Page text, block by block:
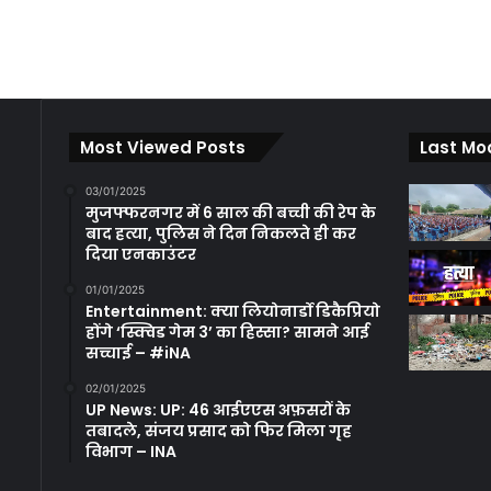
Most Viewed Posts
03/01/2025
मुजफ्फरनगर में 6 साल की बच्ची की रेप के
बाद हत्या, पुलिस ने दिन निकलते ही कर
दिया एनकाउंटर
01/01/2025
Entertainment: क्या लियोनार्डो डिकैप्रियो
होंगे ‘स्क्विड गेम 3’ का हिस्सा? सामने आई
सच्चाई – #iNA
02/01/2025
UP News: UP: 46 आईएएस अफ़सरों के
तबादले, संजय प्रसाद को फिर मिला गृह
विभाग – INA
Last